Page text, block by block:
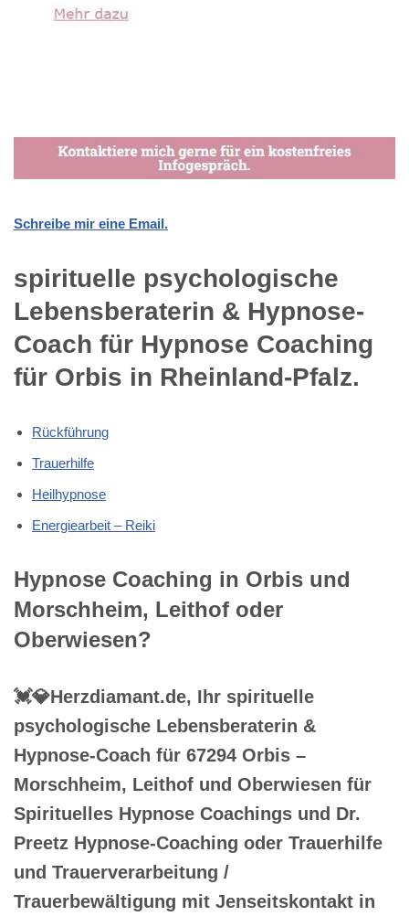
Schreibe mir eine Email.
spirituelle psychologische
Lebensberaterin & Hypnose-
Coach für Hypnose Coaching
für Orbis in Rheinland-Pfalz.
Rückführung
Trauerhilfe
Heilhypnose
Energiearbeit – Reiki
Hypnose Coaching in Orbis und
Morschheim, Leithof oder
Oberwiesen?
💓️💎Herzdiamant.de, Ihr spirituelle
psychologische Lebensberaterin &
Hypnose-Coach für 67294 Orbis –
Morschheim, Leithof und Oberwiesen für
Spirituelles Hypnose Coachings und Dr.
Preetz Hypnose-Coaching oder Trauerhilfe
und Trauerverarbeitung /
Trauerbewältigung mit Jenseitskontakt in